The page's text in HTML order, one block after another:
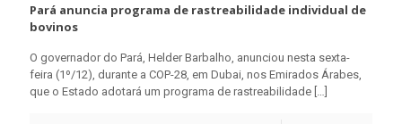
Pará anuncia programa de rastreabilidade individual de
bovinos
O governador do Pará, Helder Barbalho, anunciou nesta sexta-
feira (1º/12), durante a COP-28, em Dubai, nos Emirados Árabes,
que o Estado adotará um programa de rastreabilidade